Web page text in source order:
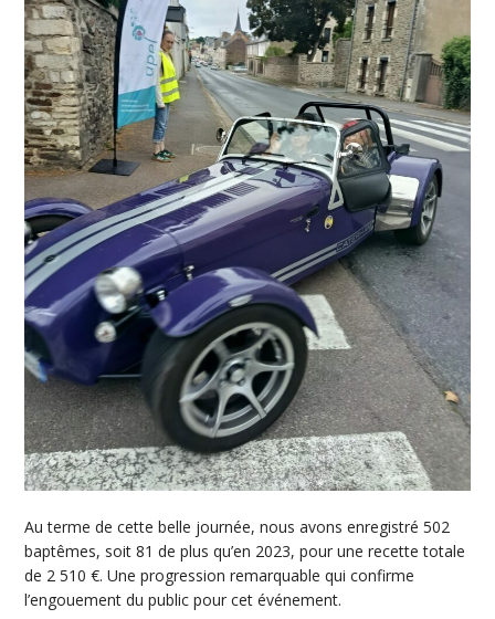
Au terme de cette belle journée, nous avons enregistré 502
baptêmes, soit 81 de plus qu’en 2023, pour une recette totale
de 2 510 €. Une progression remarquable qui confirme
l’engouement du public pour cet événement.